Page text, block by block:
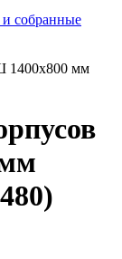
собранные
1400х800 мм